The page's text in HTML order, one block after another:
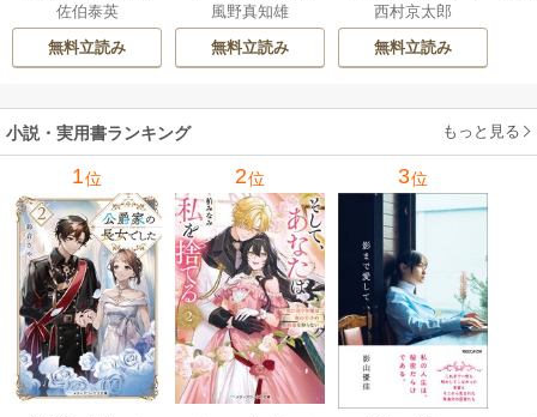
聞 15巻
佐伯泰英
無料立読み
風野真知雄
無料立読み
ルミステリー・セ
レクション 2巻
西村京太郎
無料立読み
小説・実用書ランキング もっと見る
1位 2位 3位